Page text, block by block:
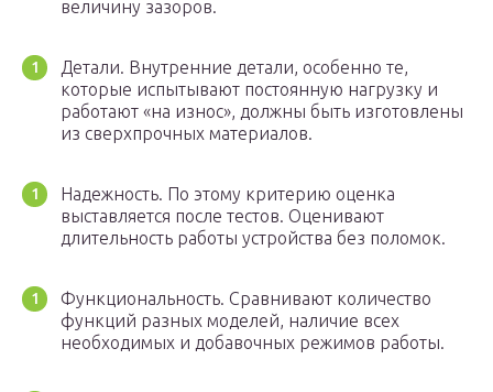
величину зазоров.
Детали. Внутренние детали, особенно те,
которые испытывают постоянную нагрузку и
работают «на износ», должны быть изготовлены
из сверхпрочных материалов.
Надежность. По этому критерию оценка
выставляется после тестов. Оценивают
длительность работы устройства без поломок.
Функциональность. Сравнивают количество
функций разных моделей, наличие всех
необходимых и добавочных режимов работы.